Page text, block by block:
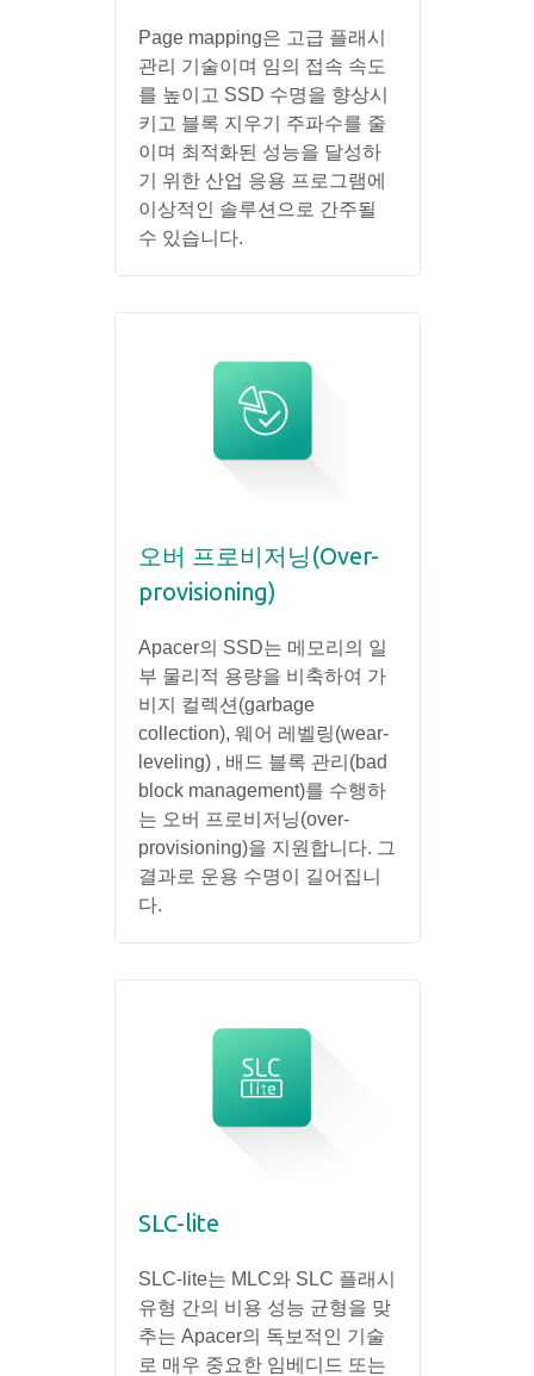
Page mapping은 고급 플래시
관리 기술이며 임의 접속 속도
를 높이고 SSD 수명을 향상시
키고 블록 지우기 주파수를 줄
이며 최적화된 성능을 달성하
기 위한 산업 응용 프로그램에
이상적인 솔루션으로 간주될
수 있습니다.
오버 프로비저닝(Over-
provisioning)
Apacer의 SSD는 메모리의 일
부 물리적 용량을 비축하여 가
비지 컬렉션(garbage
collection), 웨어 레벨링(wear-
leveling) , 배드 블록 관리(bad
block management)를 수행하
는 오버 프로비저닝(over-
provisioning)을 지원합니다. 그
결과로 운용 수명이 길어집니
다.
SLC-lite
SLC-lite는 MLC와 SLC 플래시
유형 간의 비용 성능 균형을 맞
추는 Apacer의 독보적인 기술
로 매우 중요한 임베디드 또는